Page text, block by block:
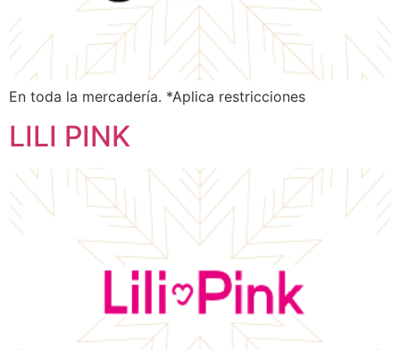
En toda la mercadería. *Aplica restricciones
LILI PINK